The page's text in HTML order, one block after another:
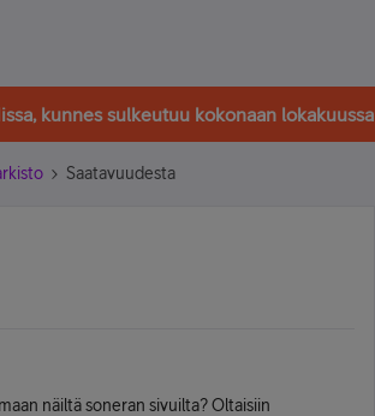
kunnes sulkeutuu kokonaan lokakuussa
Saatavuudesta
näiltä soneran sivuilta? Oltaisiin